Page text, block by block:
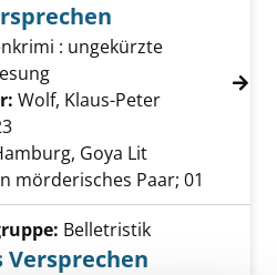
von Das Versprechen
: ungekürzte
Wolf, Klaus-Peter
Goya Lit
mörderisches Paar; 01
Belletristik
Versprechen